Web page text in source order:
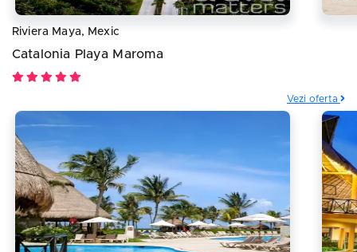
Riviera Maya, Mexic
Catalonia Playa Maroma
Vezi oferta